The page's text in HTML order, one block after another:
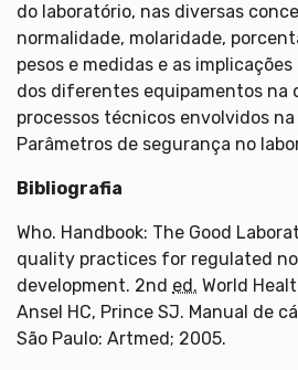
do laboratório, nas diversas
normalidade, molaridade,
pesos e medidas e as
dos diferentes equipamentos na
processos técnicos envolvidos
Parâmetros de segurança no
Bibliografia
Who. Handbook: The Good
quality practices for regulated
development. 2nd ed. World
Ansel HC, Prince SJ. Manual de
São Paulo: Artmed; 2005.